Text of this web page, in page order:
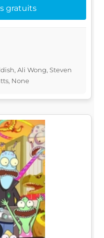
gratuits
Ali Wong, Steven
None